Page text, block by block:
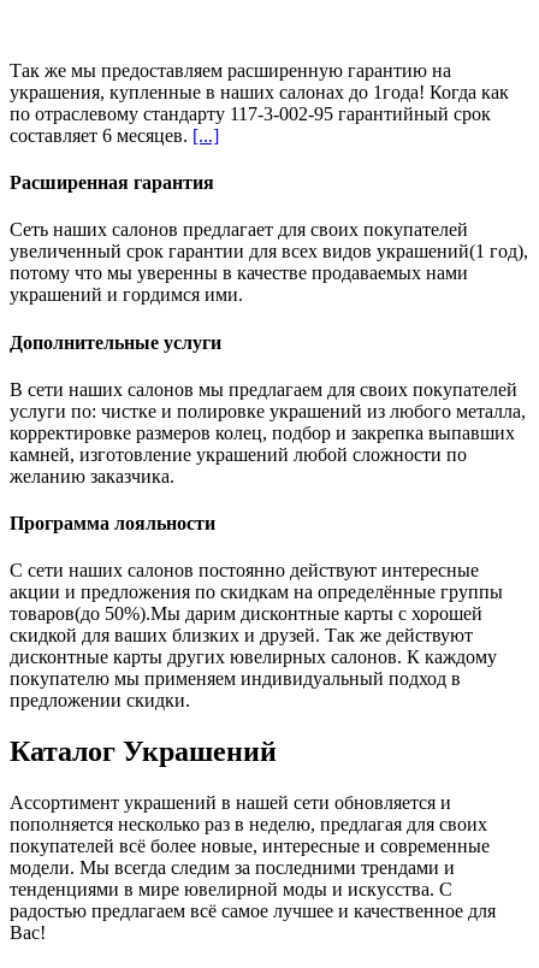
Так же мы предоставляем расширенную гарантию на
украшения, купленные в наших салонах до 1года! Когда как
по отраслевому стандарту 117-3-002-95 гарантийный срок
составляет 6 месяцев. [...]
Расширенная гарантия
Сеть наших салонов предлагает для своих покупателей
увеличенный срок гарантии для всех видов украшений(1 год),
потому что мы уверенны в качестве продаваемых нами
украшений и гордимся ими.
Дополнительные услуги
В сети наших салонов мы предлагаем для своих покупателей
услуги по: чистке и полировке украшений из любого металла,
корректировке размеров колец, подбор и закрепка выпавших
камней, изготовление украшений любой сложности по
желанию заказчика.
Программа лояльности
С сети наших салонов постоянно действуют интересные
акции и предложения по скидкам на определённые группы
товаров(до 50%).Мы дарим дисконтные карты с хорошей
скидкой для ваших близких и друзей. Так же действуют
дисконтные карты других ювелирных салонов. К каждому
покупателю мы применяем индивидуальный подход в
предложении скидки.
Каталог Украшений
Ассортимент украшений в нашей сети обновляется и
пополняется несколько раз в неделю, предлагая для своих
покупателей всё более новые, интересные и современные
модели. Мы всегда следим за последними трендами и
тенденциями в мире ювелирной моды и искусства. С
радостью предлагаем всё самое лучшее и качественное для
Вас!